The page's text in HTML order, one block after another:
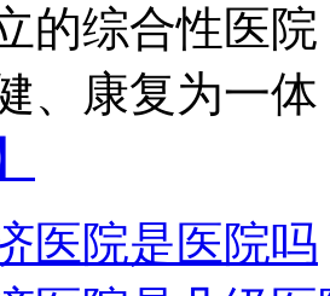
的综合性医
、康复为一
医院是医院吗